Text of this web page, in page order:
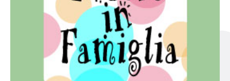
Teatro in famiglia
Teatro In Famiglia è una rassegna di teatro concepita
per far condividere e godere del teatro all’intera
famiglia.